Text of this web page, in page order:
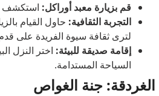
قم بزيارة معبد أوراكل: استكشف
التجربة الثقافية: حاول القيام
لترى ثقافة سيوة الفريدة على
إقامة صديقة للبيئة: اختر النزل
السياحة المستدامة.
الغردقة: جنة الغواص